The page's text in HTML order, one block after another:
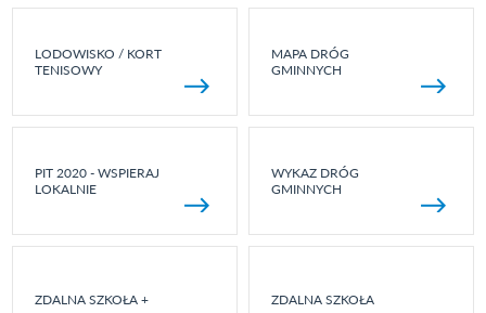
LODOWISKO / KORT
TENISOWY
MAPA DRÓG
GMINNYCH
PIT 2020 - WSPIERAJ
LOKALNIE
WYKAZ DRÓG
GMINNYCH
ZDALNA SZKOŁA + ZDALNA SZKOŁA